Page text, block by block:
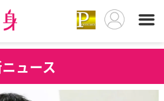
ュース